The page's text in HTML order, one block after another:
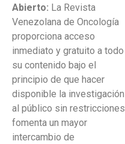
Abierto: La Revista
Venezolana de Oncología
proporciona acceso
inmediato y gratuito a todo
su contenido bajo el
principio de que hacer
disponible la investigación
al público sin restricciones
fomenta un mayor
intercambio de